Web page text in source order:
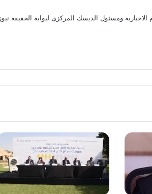
ومسئول الديسك المركزى لبوابة الحقيقة نيوز